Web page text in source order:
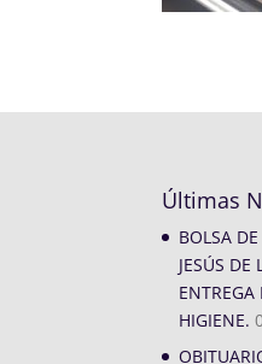
Últimas
BOLSA
JESÚS DE
ENTREGA
HIGIENE.